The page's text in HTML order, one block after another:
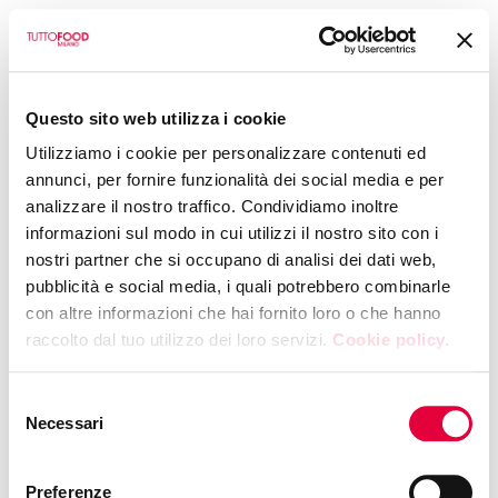
Questo sito web utilizza i cookie
Utilizziamo i cookie per personalizzare contenuti ed
annunci, per fornire funzionalità dei social media e per
analizzare il nostro traffico. Condividiamo inoltre
informazioni sul modo in cui utilizzi il nostro sito con i
nostri partner che si occupano di analisi dei dati web,
pubblicità e social media, i quali potrebbero combinarle
con altre informazioni che hai fornito loro o che hanno
raccolto dal tuo utilizzo dei loro servizi. Cookie policy.
delNecessari
Preferenze
Guided tastings of
local products from
Albania and Bosnia
and Herzegovina
Hall 4 - Booth P25
Mountain lands and ancient traditions: a journey through